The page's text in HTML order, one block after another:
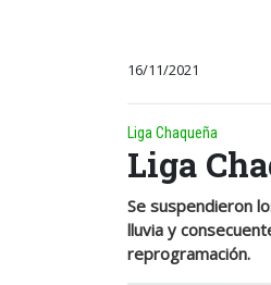
16/11/2021
Liga Chaqueña
Liga
Se suspendieron
lluvia y
reprogramación.